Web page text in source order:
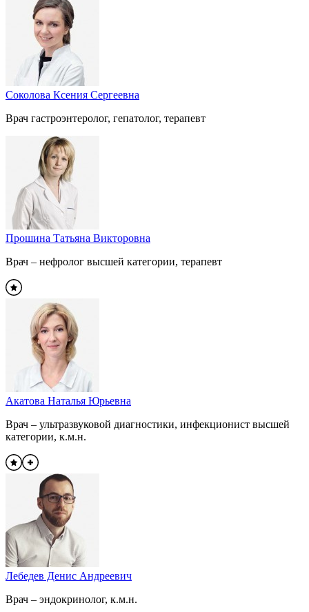
Соколова Ксения Сергеевна
Врач гастроэнтеролог, гепатолог, терапевт
Прошина Татьяна Викторовна
Врач – нефролог высшей категории, терапевт
Акатова Наталья Юрьевна
Врач – ультразвуковой диагностики, инфекционист высшей
категории, к.м.н.
Лебедев Денис Андреевич
Врач – эндокринолог, к.м.н.